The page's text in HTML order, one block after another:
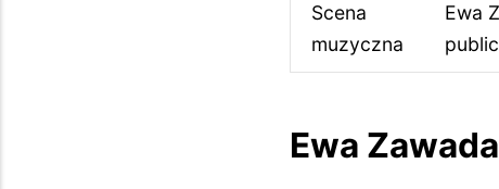
Scena
muzyczna
Ewa
Ewa